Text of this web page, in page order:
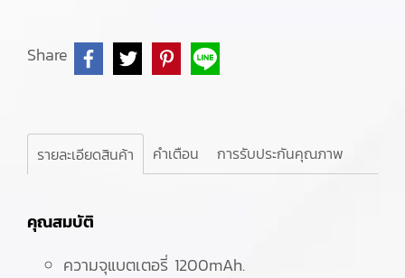
Share
รายละเอียดสินค้า คำเตือน การรับประกันคุณภาพ
คุณสมบัติ
ความจุแบตเตอรี่ 1200mAh.